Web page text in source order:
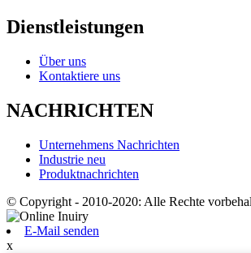
Dienstleistungen
Über uns
Kontaktiere uns
NACHRICHTEN
Unternehmens Nachrichten
Industrie neu
Produktnachrichten
© Copyright - 2010-2020: Alle Rechte
E-Mail senden
x